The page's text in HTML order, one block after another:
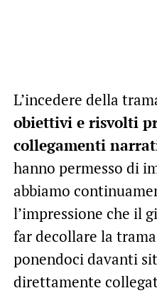
L’incedere della
obiettivi e risvolti
collegamenti
hanno permesso di
abbiamo
l’impressione che il
far decollare la
ponendoci davanti
direttamente